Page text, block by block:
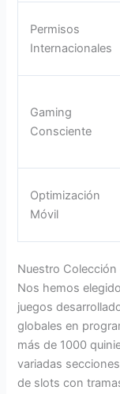
Permisos
Internacionales
Gaming
Consciente
Optimización
Móvil
Nuestro Colección
Nos hemos
juegos
globales en
más de 1000
variadas
de slots con